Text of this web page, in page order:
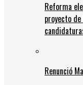
Reforma
proyecto
Renunció